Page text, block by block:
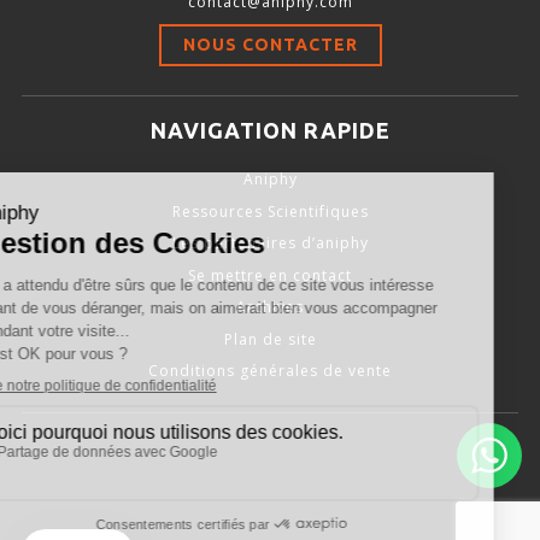
Stimulation-évaluation Thermique
ACTIVITÉ LOCOMOTRICE ET EXPLORATOIRE
COORDINATION ET SENSORI-MOTEUR
RYTHMES CIRCADIENS
DÉVELOPPEMENTS À FAÇON
PORTIQUES & STATIONS D’ANÉSTHÉSIE
ASPIRATEURS ET CARTOUCHES CHARBON ACTIF
ÉVAPORATEURS
NOUS CONTACTER
NAVIGATION RAPIDE
Aniphy
Ressources Scientifiques
Les partenaires d’aniphy
Se mettre en contact
Archives
Plan de site
Conditions générales de vente